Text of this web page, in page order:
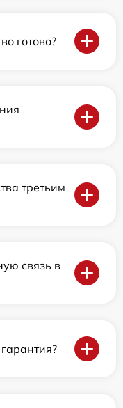
готово?
третьим
связь в